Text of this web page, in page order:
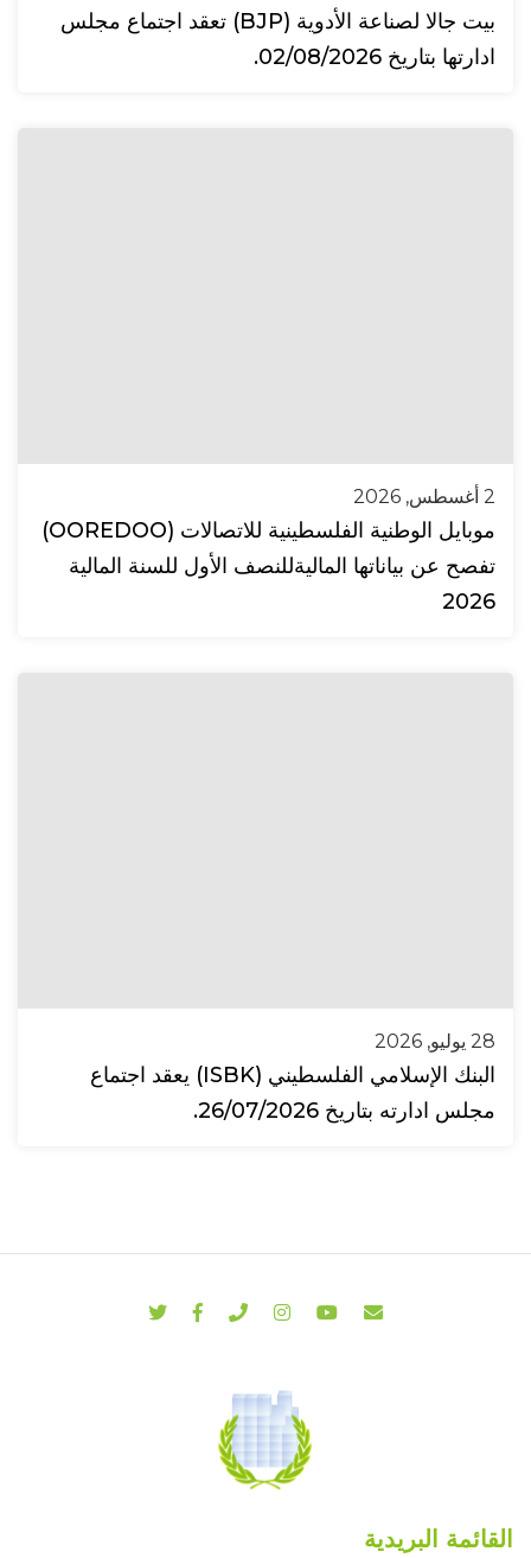
بيت جالا لصناعة الأدوية (BJP) تعقد اجتماع مجلس
ادارتها بتاريخ 02/08/2026.
2 أغسطس, 2026
موبايل الوطنية الفلسطينية للاتصالات (OOREDOO)
تفصح عن بياناتها الماليةللنصف الأول للسنة المالية
2026
28 يوليو, 2026
البنك الإسلامي الفلسطيني (ISBK) يعقد اجتماع
مجلس ادارته بتاريخ 26/07/2026.
القائمة البريدية